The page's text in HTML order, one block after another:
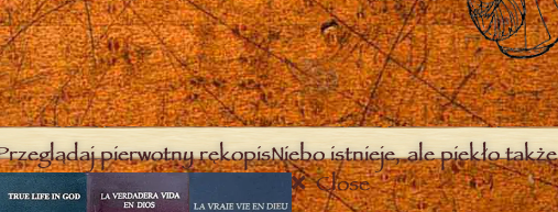
pierwotny rękopisNiebo istnieje, ale piekło także
Close